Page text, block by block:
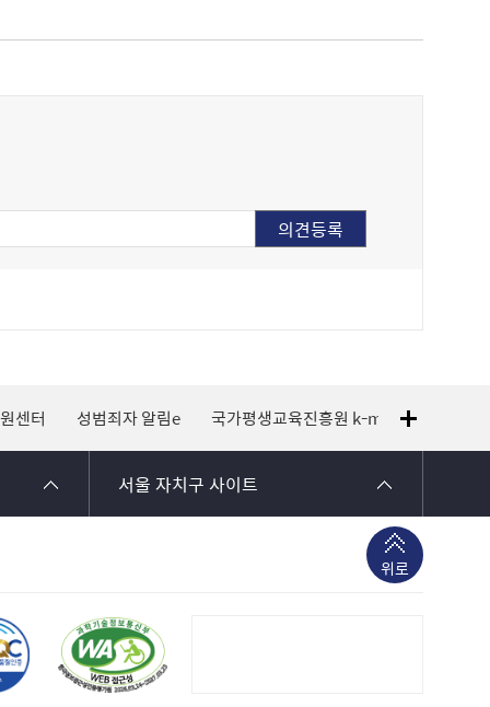
센터 성범죄자 알림e 국가평생교육진흥원 k-mooc
서울 자치구 사이트
위로